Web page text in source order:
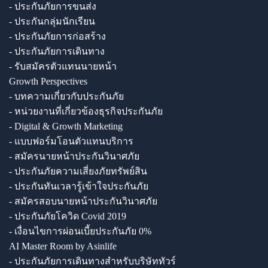
- ประกันภัยการขนส่ง
- ประกันกลุ่มนักเรียน
- ประกันภัยการก่อสร้าง
- ประกันภัยการเดินทาง
- รับสมัครตัวแทนนายหน้า
Growth Perspectives
- บทความเกี่ยวกับประกันภัย
- หน่วยงานที่เกี่ยวข้องธุรกิจประกันภัย
- Digital & Growth Marketing
- แบบฟอร์มโอนตัวแทนบริการ
- สมัครนายหน้าประกันวินาศภัย
- ประกันภัยความเสี่ยงภัยทรัพย์สิน
- ประกันทันเวลารู้เข้าใจประกันภัย
- สมัครสอบนายหน้าประกันวินาศภัย
- ประกันภัยโควิด Covid 2019
- เงื่อนไขการผ่อนเบี้ยประกันภัย 0%
AI Master Room by Asinlife
- ประกันภัยการเดินทางสำหรับบริษัททัวร์